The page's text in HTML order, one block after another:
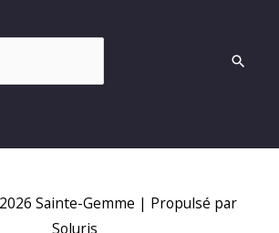
Sainte-Gemme | Propulsé par
Soluris